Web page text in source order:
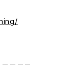
－－－